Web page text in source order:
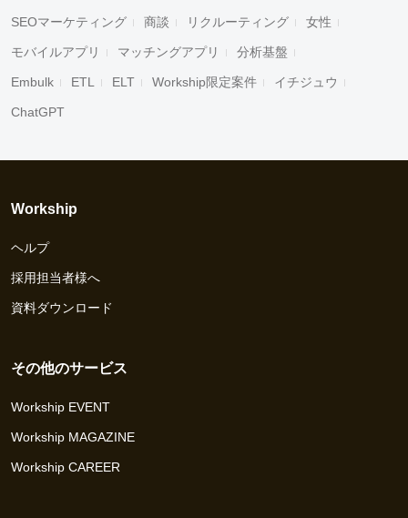
SEOマーケティング 商談 リクルーティング 女性
モバイルアプリ マッチングアプリ 分析基盤
Embulk ETL ELT Workship限定案件 イチジュウ
ChatGPT
Workship
ヘルプ
採用担当者様へ
資料ダウンロード
その他のサービス
Workship EVENT
Workship MAGAZINE
Workship CAREER